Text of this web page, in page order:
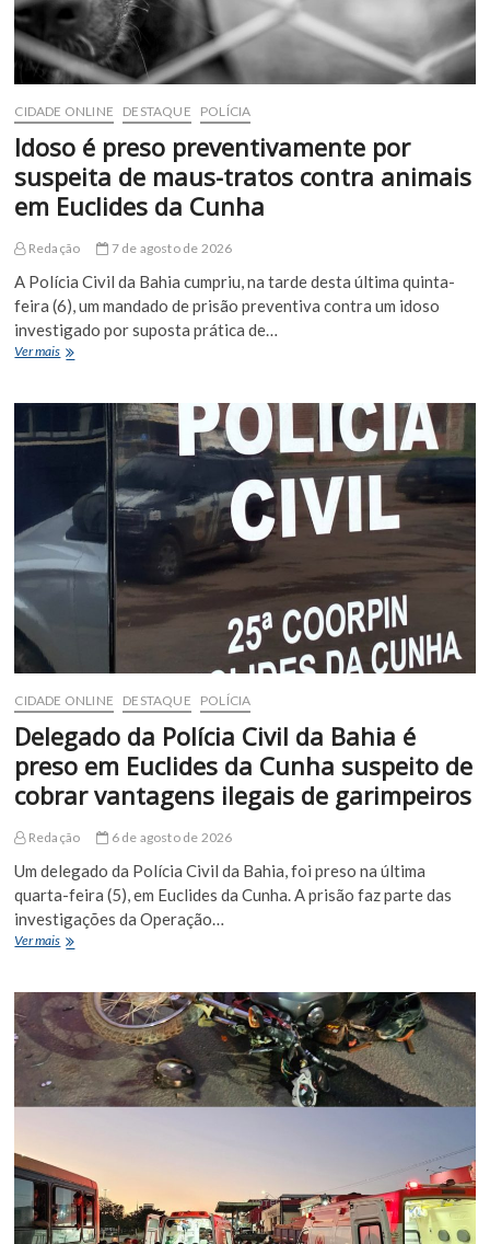
CIDADE ONLINE DESTAQUE POLÍCIA
Idoso é preso preventivamente por
suspeita de maus-tratos contra animais
em Euclides da Cunha
Redação 7 de agosto de 2026
A Polícia Civil da Bahia cumpriu, na tarde desta última quinta-
feira (6), um mandado de prisão preventiva contra um idoso
investigado por suposta prática de…
Ver maisIdoso
preventivamente
por
suspeita
maus-
tratos
contra
animais
em
CIDADE ONLINE DESTAQUE POLÍCIA
Delegado da Polícia Civil da Bahia é
preso em Euclides da Cunha suspeito de
cobrar vantagens ilegais de garimpeiros
Redação 6 de agosto de 2026
Um delegado da Polícia Civil da Bahia, foi preso na última
quarta-feira (5), em Euclides da Cunha. A prisão faz parte das
investigações da Operação…
Ver maisDelegado
Civil
da
Bahia
é
preso
em
suspeito
de
cobrar
vantagens